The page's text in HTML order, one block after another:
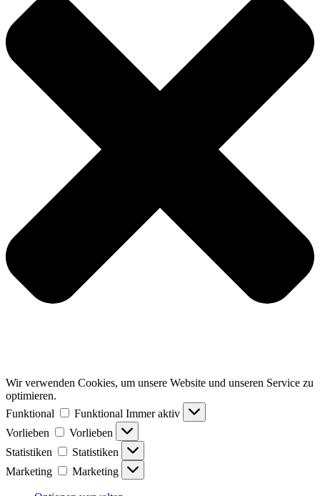
Wir verwenden Cookies, um unsere Website und unseren Service zu
optimieren.
Funktional
Funktional Immer aktiv
Vorlieben
Vorlieben
Statistiken
Statistiken
Marketing
Marketing